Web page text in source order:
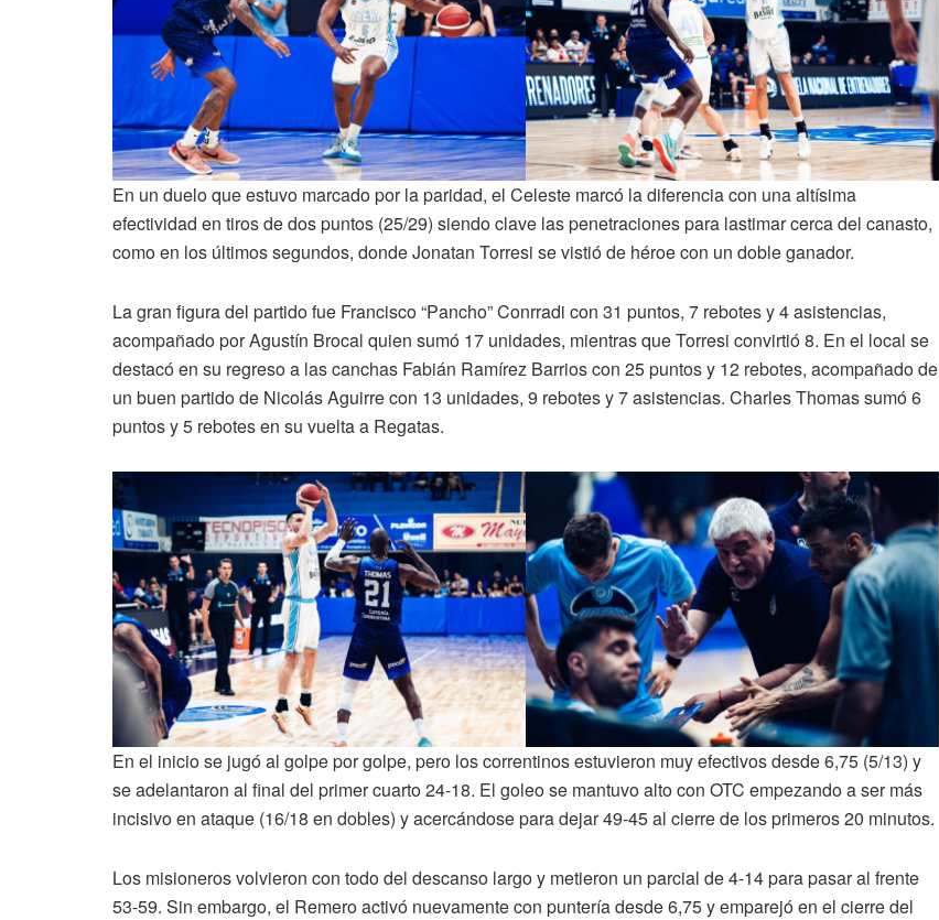
En un duelo que estuvo marcado por la paridad, el Celeste marcó la diferencia con una altísima
efectividad en tiros de dos puntos (25/29) siendo clave las penetraciones para lastimar cerca del canasto,
como en los últimos segundos, donde Jonatan Torresi se vistió de héroe con un doble ganador.
La gran figura del partido fue Francisco “Pancho” Conrradi con 31 puntos, 7 rebotes y 4 asistencias,
acompañado por Agustín Brocal quien sumó 17 unidades, mientras que Torresi convirtió 8. En el local se
destacó en su regreso a las canchas Fabián Ramírez Barrios con 25 puntos y 12 rebotes, acompañado de
un buen partido de Nicolás Aguirre con 13 unidades, 9 rebotes y 7 asistencias. Charles Thomas sumó 6
puntos y 5 rebotes en su vuelta a Regatas.
En el inicio se jugó al golpe por golpe, pero los correntinos estuvieron muy efectivos desde 6,75 (5/13) y
se adelantaron al final del primer cuarto 24-18. El goleo se mantuvo alto con OTC empezando a ser más
incisivo en ataque (16/18 en dobles) y acercándose para dejar 49-45 al cierre de los primeros 20 minutos.
Los misioneros volvieron con todo del descanso largo y metieron un parcial de 4-14 para pasar al frente
53-59. Sin embargo, el Remero activó nuevamente con puntería desde 6,75 y emparejó en el cierre del